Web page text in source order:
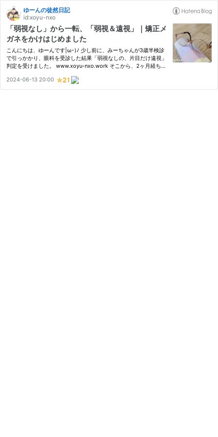
ゆーんの徒然日記
id:xoyu-nxo
「弱視なし」から一転、「弱視＆遠視」｜矯正メ
ガネをかけはじめました
こんにちは、ゆーんです|ω･)ﾉ 少し前に、みーちゃんが3歳半検診
で引っかかり、眼科を受診した結果「弱視なしの、片目だけ遠視」
判定を受けました。 www.xoyu-nxo.work そこから、2ヶ月経ちま
す！！ 「弱視じゃないからね、治療もクソもないんですよ〜」 と
の…
2024-06-13 20:00